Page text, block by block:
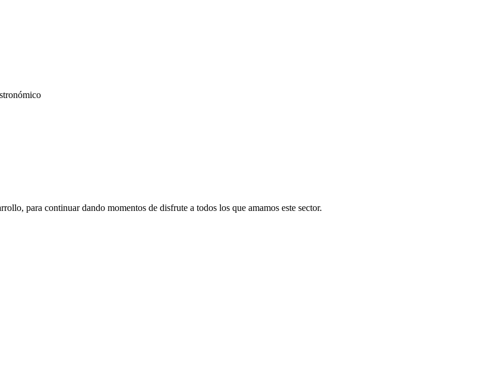
para continuar dando momentos de disfrute a todos los que amamos este sector.